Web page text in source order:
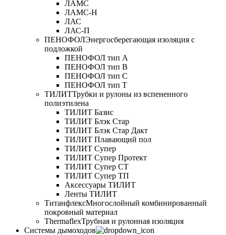
ЛАМС
ЛАМС-Н
ЛАС
ЛАС-П
ПЕНОФОЛЭнергосберегающая изоляция с
подложкой
ПЕНОФОЛ тип А
ПЕНОФОЛ тип B
ПЕНОФОЛ тип C
ПЕНОФОЛ тип T
ТИЛИТТрубки и рулоны из вспененного
полиэтилена
ТИЛИТ Базис
ТИЛИТ Блэк Стар
ТИЛИТ Блэк Стар Дакт
ТИЛИТ Плавающий пол
ТИЛИТ Супер
ТИЛИТ Супер Протект
ТИЛИТ Супер СТ
ТИЛИТ Супер ТП
Аксессуары ТИЛИТ
Ленты ТИЛИТ
ТитанфлексМногослойный комбинированный
покровный материал
ThermaflexТрубная и рулонная изоляция
Cистемы дымоходов